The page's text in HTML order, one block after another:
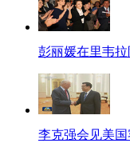
彭丽媛在里韦
李克强会见美国